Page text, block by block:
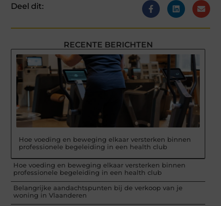
Deel dit:
RECENTE BERICHTEN
Hoe voeding en beweging elkaar versterken binnen
professionele begeleiding in een health club
Hoe voeding en beweging elkaar versterken binnen
professionele begeleiding in een health club
Belangrijke aandachtspunten bij de verkoop van je
woning in Vlaanderen